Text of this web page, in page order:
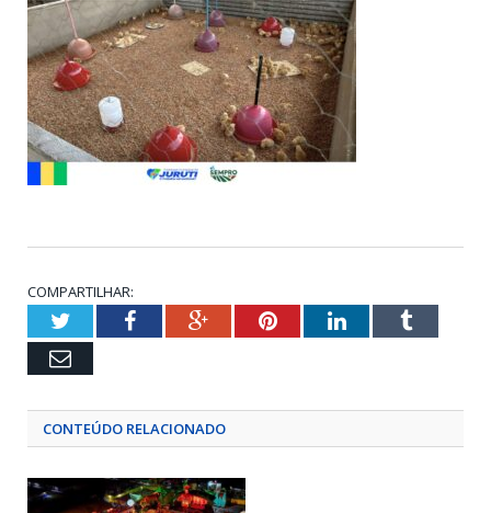
COMPARTILHAR:
TwitterFacebookGoogle+PinterestLinkedInTumblr
Email
CONTEÚDO RELACIONADO